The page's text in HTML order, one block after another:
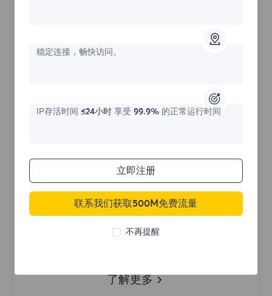
价格始于
无限使用IP
全球超过50个地区
了解更多
稳定连接，畅快访问。
IP存活时间 ≤24小时享受 99.9%的正常运行时间
立即注册
联系我们获取500M免费流量
不再提醒